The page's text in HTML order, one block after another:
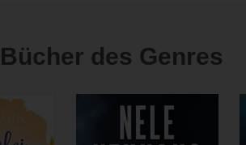
des Genres